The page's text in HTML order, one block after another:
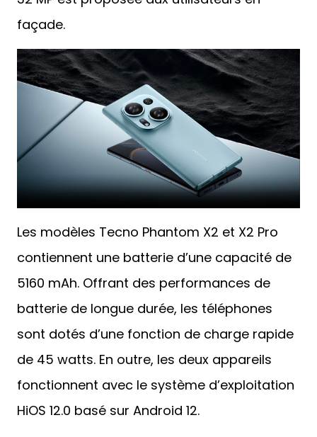
façade.
Les modèles Tecno Phantom X2 et X2 Pro
contiennent une batterie d’une capacité de
5160 mAh. Offrant des performances de
batterie de longue durée, les téléphones
sont dotés d’une fonction de charge rapide
de 45 watts. En outre, les deux appareils
fonctionnent avec le système d’exploitation
HiOS 12.0 basé sur Android 12.